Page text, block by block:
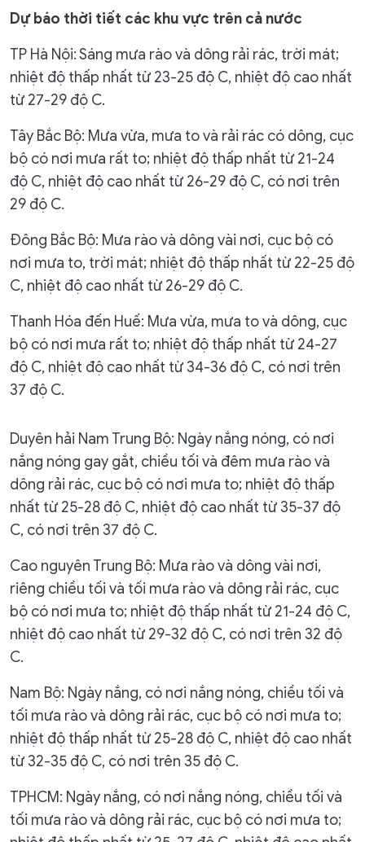
Dự báo thời tiết các khu vực trên cả nước
TP Hà Nội: Sáng mưa rào và dông rải rác, trời mát;
nhiệt độ thấp nhất từ 23-25 độ C, nhiệt độ cao nhất
từ 27-29 độ C.
Tây Bắc Bộ: Mưa vừa, mưa to và rải rác có dông, cục
bộ có nơi mưa rất to; nhiệt độ thấp nhất từ 21-24
độ C, nhiệt độ cao nhất từ 26-29 độ C, có nơi trên
29 độ C.
Đông Bắc Bộ: Mưa rào và dông vài nơi, cục bộ có
nơi mưa to, trời mát; nhiệt độ thấp nhất từ 22-25 độ
C, nhiệt độ cao nhất từ 26-29 độ C.
Thanh Hóa đến Huế: Mưa vừa, mưa to và dông, cục
bộ có nơi mưa rất to; nhiệt độ thấp nhất từ 24-27
độ C, nhiệt độ cao nhất từ 34-36 độ C, có nơi trên
37 độ C.
Duyên hải Nam Trung Bộ: Ngày nắng nóng, có nơi
nắng nóng gay gắt, chiều tối và đêm mưa rào và
dông rải rác, cục bộ có nơi mưa to; nhiệt độ thấp
nhất từ 25-28 độ C, nhiệt độ cao nhất từ 35-37 độ
C, có nơi trên 37 độ C.
Cao nguyên Trung Bộ: Mưa rào và dông vài nơi,
riêng chiều tối và tối mưa rào và dông rải rác, cục
bộ có nơi mưa to; nhiệt độ thấp nhất từ 21-24 độ C,
nhiệt độ cao nhất từ 29-32 độ C, có nơi trên 32 độ
C.
Nam Bộ: Ngày nắng, có nơi nắng nóng, chiều tối và
tối mưa rào và dông rải rác, cục bộ có nơi mưa to;
nhiệt độ thấp nhất từ 25-28 độ C, nhiệt độ cao nhất
từ 32-35 độ C, có nơi trên 35 độ C.
TPHCM: Ngày nắng, có nơi nắng nóng, chiều tối và
tối mưa rào và dông rải rác, cục bộ có nơi mưa to;